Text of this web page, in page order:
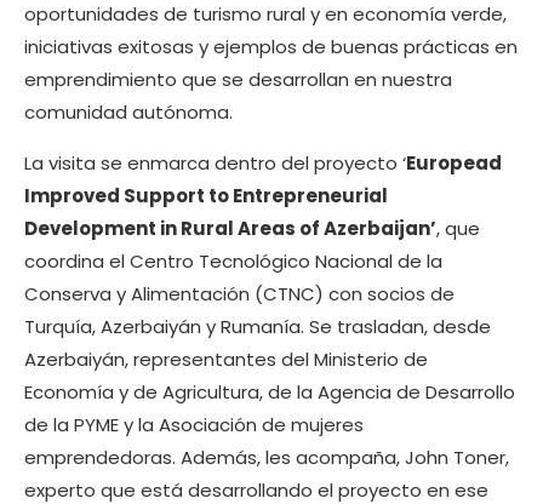
oportunidades de turismo rural y en economía verde,
iniciativas exitosas y ejemplos de buenas prácticas en
emprendimiento que se desarrollan en nuestra
comunidad autónoma.
La visita se enmarca dentro del proyecto ‘Europead
Improved Support to Entrepreneurial
Development in Rural Areas of Azerbaijan’, que
coordina el Centro Tecnológico Nacional de la
Conserva y Alimentación (CTNC) con socios de
Turquía, Azerbaiyán y Rumanía. Se trasladan, desde
Azerbaiyán, representantes del Ministerio de
Economía y de Agricultura, de la Agencia de Desarrollo
de la PYME y la Asociación de mujeres
emprendedoras. Además, les acompaña, John Toner,
experto que está desarrollando el proyecto en ese